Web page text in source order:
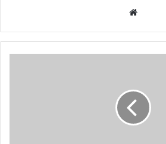
Website